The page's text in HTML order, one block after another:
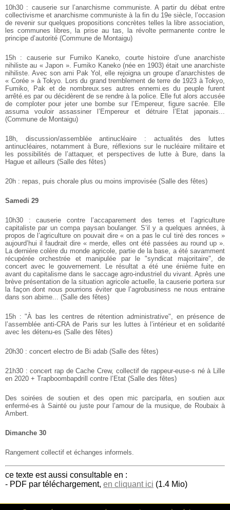
10h30 : causerie sur l’anarchisme communiste. A partir du débat entre
collectivisme et anarchisme communiste à la fin du 19e siècle, l’occasion
de revenir sur quelques propositions concrètes telles la libre association,
les communes libres, la prise au tas, la révolte permanente contre le
principe d’autorité (Commune de Montaigu)
15h : causerie sur Fumiko Kaneko, courte histoire d’une anarchiste
nihiliste au « Japon ». Fumiko Kaneko (née en 1903) était une anarchiste
nihiliste. Avec son ami Pak Yol, elle rejoigna un groupe d’anarchistes de
« Corée » à Tokyo. Lors du grand tremblement de terre de 1923 à Tokyo,
Fumiko, Pak et de nombreux.ses autres ennemi.es du peuple furent
arrêté.es par ou décidèrent de se rendre à la police. Elle fut alors accusée
de comploter pour jeter une bombe sur l’Empereur, figure sacrée. Elle
assuma vouloir assassiner l’Empereur et détruire l’Etat japonais...
(Commune de Montaigu)
18h, discussion/assemblée antinucléaire : actualités des luttes
antinucléaires, notamment à Bure, réflexions sur le nucléaire militaire et
les possibilités de l’attaquer, et perspectives de lutte à Bure, dans la
Hague et ailleurs (Salle des fêtes)
20h : repas, puis chorale plus ou moins improvisée (Salle des fêtes)
Samedi 29
10h30 : causerie contre l’accaparement des terres et l’agriculture
capitaliste par un compa paysan boulanger. S’il y a quelques années, à
propos de l’agriculture on pouvait dire « on a pas le cul tiré des ronces »
aujourd’hui il faudrait dire « merde, elles ont été passées au round up ».
La dernière colère du monde agricole, partie de la base, a été savamment
récupérée orchestrée et manipulée par le "syndicat majoritaire", de
concert avec le gouvernement. Le résultat a été une énième fuite en
avant du capitalisme dans le saccage agro-industriel du vivant. Après une
brève présentation de la situation agricole actuelle, la causerie portera sur
la façon dont nous pourrions éviter que l’agrobusiness ne nous entraine
dans son abime... (Salle des fêtes)
15h : "À bas les centres de rétention administrative", en présence de
l’assemblée anti-CRA de Paris sur les luttes à l’intérieur et en solidarité
avec les détenu-es (Salle des fêtes)
20h30 : concert electro de Bi adab (Salle des fêtes)
21h30 : concert rap de Cache Crew, collectif de rappeur-euse-s né à Lille
en 2020 + Trapboombapdrill contre l’Etat (Salle des fêtes)
Des soirées de soutien et des open mic parciparla, en soutien aux
enfermé-es à Sainté ou juste pour l’amour de la musique, de Roubaix à
Ambert.
Dimanche 30
Rangement collectif et échanges informels.
ce texte est aussi consultable en :
- PDF par téléchargement, en cliquant ici (1.4 Mio)